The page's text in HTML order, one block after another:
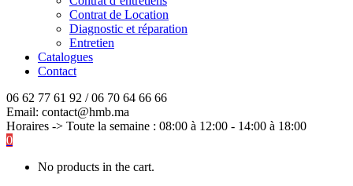
Contrat de Location
Diagnostic et réparation
Entretien
Catalogues
Contact
06 62 77 61 92 / 06 70 64 66 66
Email: contact@hmb.ma
Horaires -> Toute la semaine : 08:00 à 12:00 - 14:00 à 18:00
0
No products in the cart.